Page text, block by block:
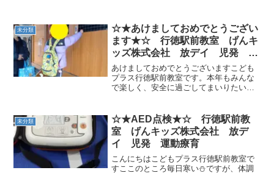
未分類
☆★あけましておめでとうござい
ます★☆ 行徳駅前教室 げんキ
ッズ株式会社 放デイ 児発 運
動療育
あけましておめでとうございますこども
プラス行徳駅前教室です。本年もみんな
で楽しく、安全に過ごしてまいりたいと
で近くの神社にお参りに行きました。お
賽銭を入れて手を合わせて...
未分類
☆★AED点検★☆ 行徳駅前教
室 げんキッズ株式会社 放デ
イ 児発 運動療育
こんにちはこどもプラス行徳駅前教室で
すここのところ毎日寒い⛄ですが、体調